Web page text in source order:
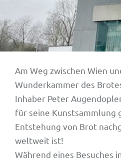
Am Weg zwischen Wien
Wunderkammer des
Inhaber Peter
für seine Kunstsammlung
Entstehung von Brot
weltweit ist!
Während eines Besuches